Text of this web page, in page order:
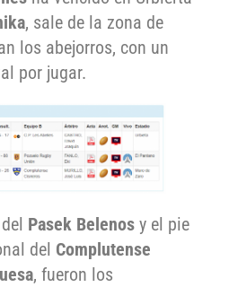
, sale de la zona de
los abejorros, con un
por jugar.
Pasek Belenos y el pie
del Complutense
, fueron los